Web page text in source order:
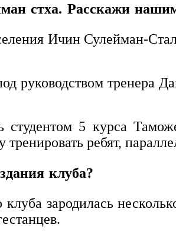
стха. Расскажи
Ичин Сулейман-
руководством тренера
5 курса
тренировать ребят,
клуба?
зародилась